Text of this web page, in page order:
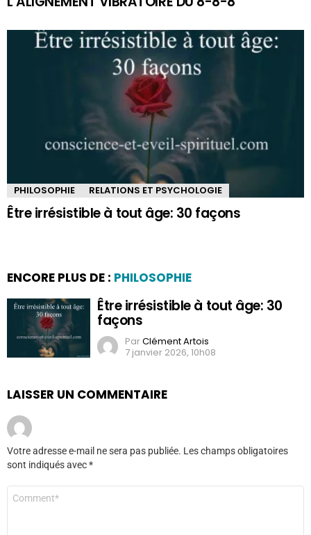
PHILOSOPHIE RELATIONS ET PSYCHOLOGIE
Être irrésistible à tout âge: 30 façons
ENCORE PLUS DE : PHILOSOPHIE
Être irrésistible à tout âge: 30
façons
ParClément Artois
7 janvier 2026, 10h08
LAISSER UN COMMENTAIRE
Votre adresse e-mail ne sera pas publiée. Les champs obligatoires
sont indiqués avec*